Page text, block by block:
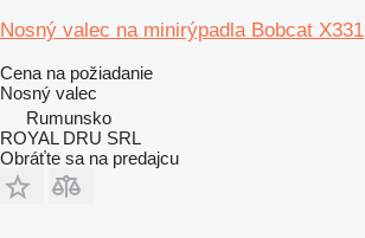
Nosný valec na minirýpadla Bobcat X331
Cena na požiadanie
Nosný valec
Rumunsko
ROYAL DRU SRL
Obráťte sa na predajcu